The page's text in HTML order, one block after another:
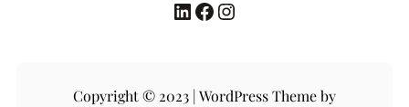
LinkedIn Facebook Instagram
Copyright © 2023 | WordPress Theme by